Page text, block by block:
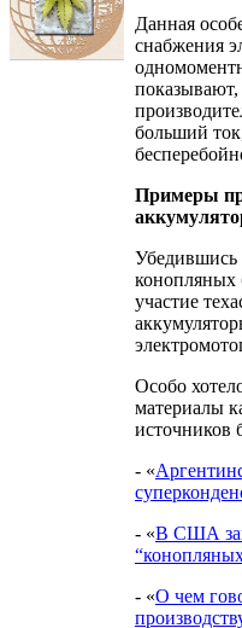
Данная
снабжения
больший
Примеры
Убедившись
конопляных
участие
Особо
материалы
источников
- «
- «В США
- «О чем